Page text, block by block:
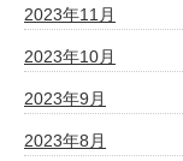
2023年11月
2023年10月
2023年9月
2023年8月